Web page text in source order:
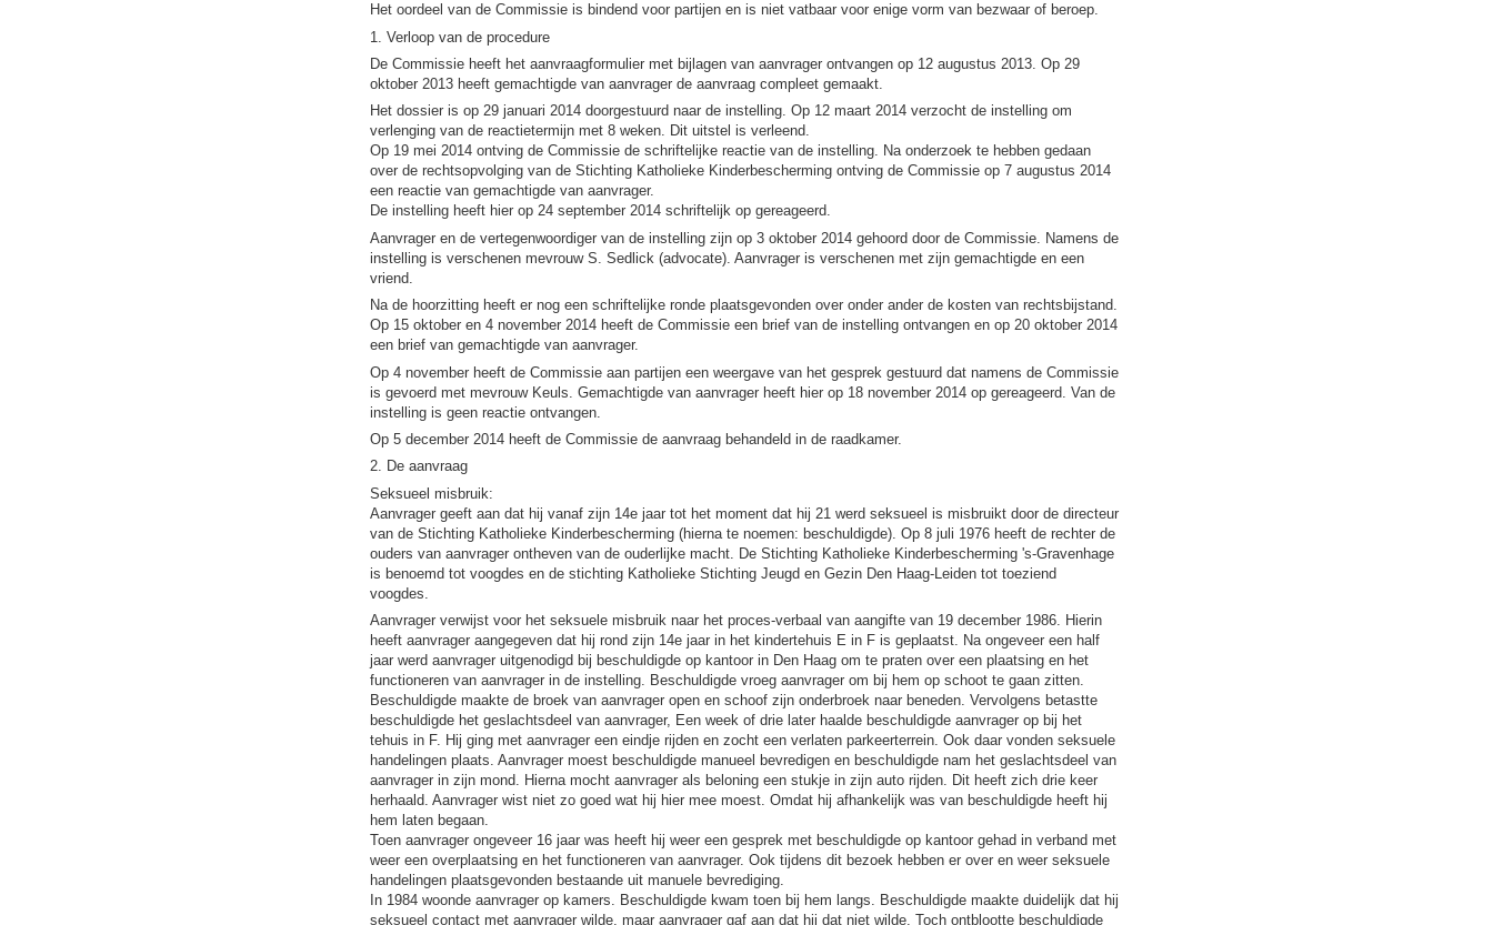
Het oordeel van de Commissie is bindend voor partijen en is niet vatbaar voor enige vorm van bezwaar of beroep.
1. Verloop van de procedure
De Commissie heeft het aanvraagformulier met bijlagen van aanvrager ontvangen op 12 augustus 2013. Op 29
oktober 2013 heeft gemachtigde van aanvrager de aanvraag compleet gemaakt.
Het dossier is op 29 januari 2014 doorgestuurd naar de instelling. Op 12 maart 2014 verzocht de instelling om
verlenging van de reactietermijn met 8 weken. Dit uitstel is verleend.
Op 19 mei 2014 ontving de Commissie de schriftelijke reactie van de instelling. Na onderzoek te hebben gedaan
over de rechtsopvolging van de Stichting Katholieke Kinderbescherming ontving de Commissie op 7 augustus 2014
een reactie van gemachtigde van aanvrager.
De instelling heeft hier op 24 september 2014 schriftelijk op gereageerd.
Aanvrager en de vertegenwoordiger van de instelling zijn op 3 oktober 2014 gehoord door de Commissie. Namens de
instelling is verschenen mevrouw S. Sedlick (advocate). Aanvrager is verschenen met zijn gemachtigde en een
vriend.
Na de hoorzitting heeft er nog een schriftelijke ronde plaatsgevonden over onder ander de kosten van rechtsbijstand.
Op 15 oktober en 4 november 2014 heeft de Commissie een brief van de instelling ontvangen en op 20 oktober 2014
een brief van gemachtigde van aanvrager.
Op 4 november heeft de Commissie aan partijen een weergave van het gesprek gestuurd dat namens de Commissie
is gevoerd met mevrouw Keuls. Gemachtigde van aanvrager heeft hier op 18 november 2014 op gereageerd. Van de
instelling is geen reactie ontvangen.
Op 5 december 2014 heeft de Commissie de aanvraag behandeld in de raadkamer.
2. De aanvraag
Seksueel misbruik:
Aanvrager geeft aan dat hij vanaf zijn 14e jaar tot het moment dat hij 21 werd seksueel is misbruikt door de directeur
van de Stichting Katholieke Kinderbescherming (hierna te noemen: beschuldigde). Op 8 juli 1976 heeft de rechter de
ouders van aanvrager ontheven van de ouderlijke macht. De Stichting Katholieke Kinderbescherming 's-Gravenhage
is benoemd tot voogdes en de stichting Katholieke Stichting Jeugd en Gezin Den Haag-Leiden tot toeziend
voogdes.
Aanvrager verwijst voor het seksuele misbruik naar het proces-verbaal van aangifte van 19 december 1986. Hierin
heeft aanvrager aangegeven dat hij rond zijn 14e jaar in het kindertehuis E in F is geplaatst. Na ongeveer een half
jaar werd aanvrager uitgenodigd bij beschuldigde op kantoor in Den Haag om te praten over een plaatsing en het
functioneren van aanvrager in de instelling. Beschuldigde vroeg aanvrager om bij hem op schoot te gaan zitten.
Beschuldigde maakte de broek van aanvrager open en schoof zijn onderbroek naar beneden. Vervolgens betastte
beschuldigde het geslachtsdeel van aanvrager, Een week of drie later haalde beschuldigde aanvrager op bij het
tehuis in F. Hij ging met aanvrager een eindje rijden en zocht een verlaten parkeerterrein. Ook daar vonden seksuele
handelingen plaats. Aanvrager moest beschuldigde manueel bevredigen en beschuldigde nam het geslachtsdeel van
aanvrager in zijn mond. Hierna mocht aanvrager als beloning een stukje in zijn auto rijden. Dit heeft zich drie keer
herhaald. Aanvrager wist niet zo goed wat hij hier mee moest. Omdat hij afhankelijk was van beschuldigde heeft hij
hem laten begaan.
Toen aanvrager ongeveer 16 jaar was heeft hij weer een gesprek met beschuldigde op kantoor gehad in verband met
weer een overplaatsing en het functioneren van aanvrager. Ook tijdens dit bezoek hebben er over en weer seksuele
handelingen plaatsgevonden bestaande uit manuele bevrediging.
In 1984 woonde aanvrager op kamers. Beschuldigde kwam toen bij hem langs. Beschuldigde maakte duidelijk dat hij
seksueel contact met aanvrager wilde, maar aanvrager gaf aan dat hij dat niet wilde. Toch ontblootte beschuldigde